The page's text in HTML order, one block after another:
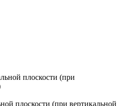
плоскости (при
плоскости (при вертикальной